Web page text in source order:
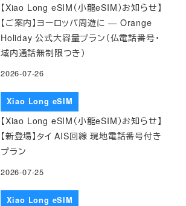
【Xiao Long eSIM（小龍eSIM）お知らせ】
【ご案内】ヨーロッパ周遊に — Orange
Holiday 公式大容量プラン（仏電話番号・
域内通話無制限つき）
2026-07-26
Xiao Long eSIM
【Xiao Long eSIM（小龍eSIM）お知らせ】
【新登場】タイ AIS回線 現地電話番号付き
プラン
2026-07-25
Xiao Long eSIM